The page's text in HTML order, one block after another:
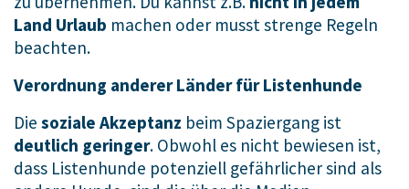
Land Urlaub machen oder musst strenge Regeln
beachten.
Verordnung anderer Länder für Listenhunde
Die soziale Akzeptanz beim Spaziergang ist
deutlich geringer. Obwohl es nicht bewiesen ist,
dass Listenhunde potenziell gefährlicher sind als